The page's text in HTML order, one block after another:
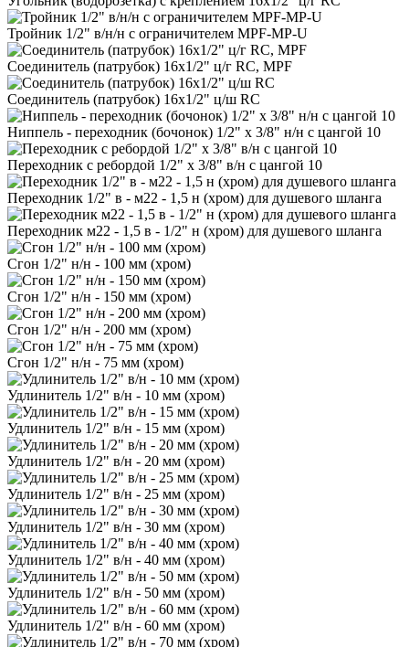
Тройник 1/2" в/н/н с ограничителем MPF-MP-U
Соединитель (патрубок) 16х1/2" ц/г RC, MPF
Соединитель (патрубок) 16х1/2" ц/ш RC
Ниппель - переходник (бочонок) 1/2" х 3/8" н/н с цангой 10
Переходник с ребордой 1/2" х 3/8" в/н с цангой 10
Переходник 1/2" в - м22 - 1,5 н (хром) для душевого шланга
Переходник м22 - 1,5 в - 1/2" н (хром) для душевого шланга
Сгон 1/2" н/н - 100 мм (хром)
Сгон 1/2" н/н - 150 мм (хром)
Сгон 1/2" н/н - 200 мм (хром)
Сгон 1/2" н/н - 75 мм (хром)
Удлинитель 1/2" в/н - 10 мм (хром)
Удлинитель 1/2" в/н - 15 мм (хром)
Удлинитель 1/2" в/н - 20 мм (хром)
Удлинитель 1/2" в/н - 25 мм (хром)
Удлинитель 1/2" в/н - 30 мм (хром)
Удлинитель 1/2" в/н - 40 мм (хром)
Удлинитель 1/2" в/н - 50 мм (хром)
Удлинитель 1/2" в/н - 60 мм (хром)